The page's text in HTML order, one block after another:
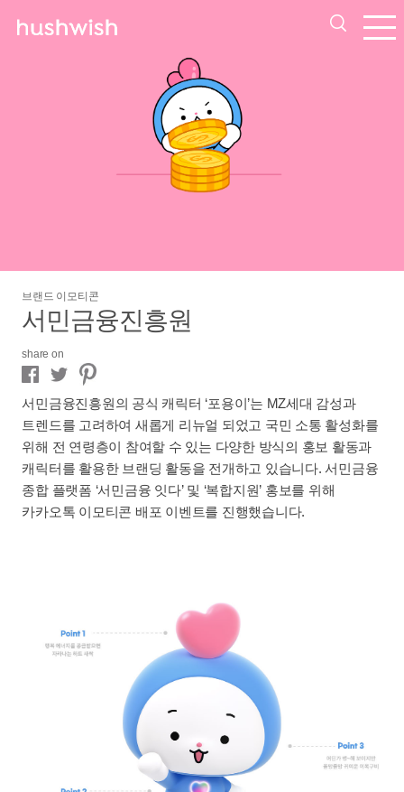
브랜드 이모티콘
서민금융진흥원
share on
서민금융진흥원의 공식 캐릭터 ‘포용이’는 MZ세대 감성과
트렌드를 고려하여 새롭게 리뉴얼 되었고 국민 소통 활성화를
위해 전 연령층이 참여할 수 있는 다양한 방식의 홍보 활동과
캐릭터를 활용한 브랜딩 활동을 전개하고 있습니다. 서민금융
종합 플랫폼 ‘서민금융 잇다’ 및 ‘복합지원’ 홍보를 위해
카카오톡 이모티콘 배포 이벤트를 진행했습니다.